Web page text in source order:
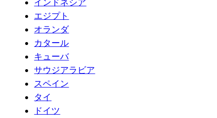
エジプト
オランダ
カタール
キューバ
サウジアラビア
スペイン
タイ
ドイツ